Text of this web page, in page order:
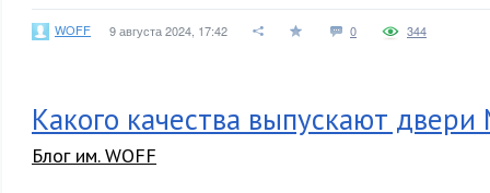
WOFF 9 августа 2024, 17:42 0 344
Какого качества выпускают
Блог им. WOFF